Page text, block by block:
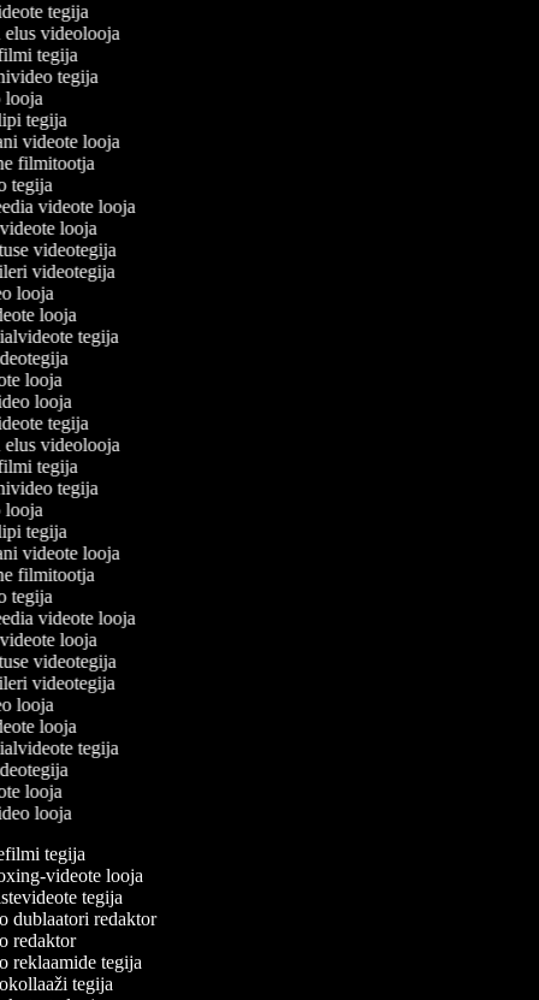
tegija
elus videolooja
tegija
tegija
looja
tegija
videote looja
filmitootja
tegija
videote looja
looja
videotegija
videotegija
looja
looja
tegija
looja
looja
tegija
elus videolooja
tegija
tegija
looja
tegija
videote looja
filmitootja
tegija
videote looja
looja
videotegija
videotegija
looja
looja
tegija
looja
looja
tegija
videote looja
tegija
dublaatori redaktor
redaktor
reklaamide tegija
tegija